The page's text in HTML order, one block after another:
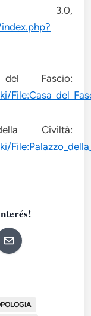
Fascio:
Civiltà: